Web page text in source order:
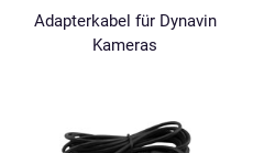
Adapterkabel für Dynavin
Kameras